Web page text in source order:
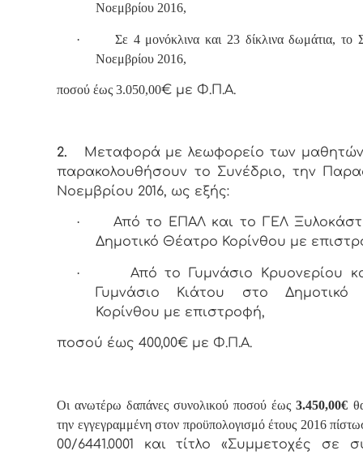
Νοεμβρίου 2016,
·
Σε 4 μονόκλινα και 23 δίκλινα δωμάτια, το
Νοεμβρίου 2016,
ποσού έως 3.050,00€ με Φ.Π.Α.
2. Μεταφορά με λεωφορείο των
παρακολουθήσουν το Συνέδριο, την
Νοεμβρίου 2016, ως εξής:
·
Από το ΕΠΑΛ και το ΓΕΛ
Δημοτικό Θέατρο Κορίνθου με
·
Από το Γυμνάσιο Κρυονερίου
Γυμνάσιο Κιάτου στο Δημοτικό
Κορίνθου με επιστροφή,
ποσού έως 400,00€ με Φ.Π.Α.
Οι ανωτέρω δαπάνες συνολικού ποσού έως3.450,00€
την εγγεγραμμένη στον προϋπολογισμό έτους 2016
00/6441.0001 και τίτλο «Συμμετοχές σε